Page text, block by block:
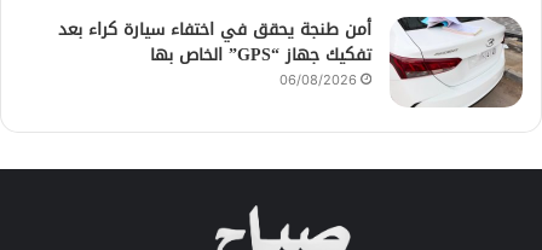
أمن طنجة يحقق في اختفاء سيارة كراء بعد
تفكيك جهاز “GPS” الخاص بها
06/08/2026